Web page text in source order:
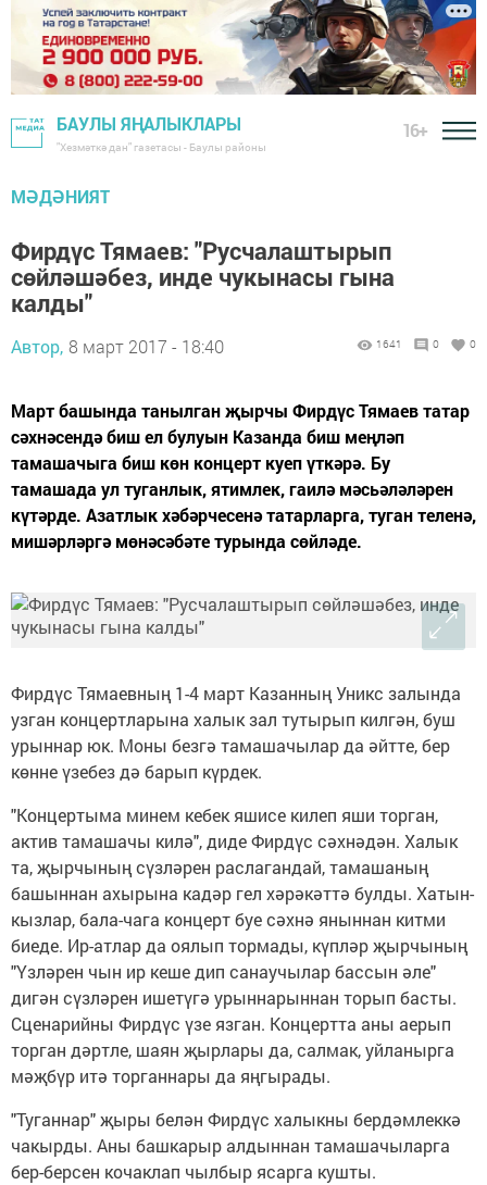
БАУЛЫ ЯҢАЛЫКЛАРЫ
"Хезмәткә дан" газетасы - Баулы районы
16+
МӘДӘНИЯТ
Фирдүс Тямаев: "Русчалаштырып
сөйләшәбез, инде чукынасы гына
калды"
Автор, 8 март 2017 - 18:40 1641 0 0
Март башында танылган җырчы Фирдүс Тямаев татар
сәхнәсендә биш ел булуын Казанда биш меңләп
тамашачыга биш көн концерт куеп үткәрә. Бу
тамашада ул туганлык, ятимлек, гаилә мәсьәләләрен
күтәрде. Азатлык хәбәрчесенә татарларга, туган теленә,
мишәрләргә мөнәсәбәте турында сөйләде.
Фирдүс Тямаевның 1-4 март Казанның Уникс залында
узган концертларына халык зал тутырып килгән, буш
урыннар юк. Моны безгә тамашачылар да әйтте, бер
көнне үзебез дә барып күрдек.
"Концертыма минем кебек яшисе килеп яши торган,
актив тамашачы килә", диде Фирдүс сәхнәдән. Халык
та, җырчының сүзләрен раслагандай, тамашаның
башыннан ахырына кадәр гел хәрәкәттә булды. Хатын-
кызлар, бала-чага концерт буе сәхнә яныннан китми
биеде. Ир-атлар да оялып тормады, күпләр җырчының
"Үзләрен чын ир кеше дип санаучылар бассын әле"
дигән сүзләрен ишетүгә урыннарыннан торып басты.
Сценарийны Фирдүс үзе язган. Концертта аны аерып
торган дәртле, шаян җырлары да, салмак, уйланырга
мәҗбүр итә торганнары да яңгырады.
"Туганнар" җыры белән Фирдүс халыкны бердәмлеккә
чакырды. Аны башкарыр алдыннан тамашачыларга
бер-берсен кочаклап чылбыр ясарга кушты.